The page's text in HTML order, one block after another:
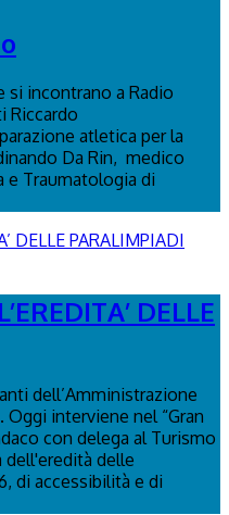
si incontrano a Radio
Riccardo
atletica per la
Da Rin, medico
e Traumatologia di
DELLE
dell’Amministrazione
interviene nel “Gran
con delega al Turismo
dell'eredità delle
di accessibilità e di